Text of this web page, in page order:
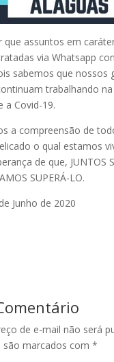
que assuntos em
via Whatsapp
sabemos que nossos
trabalhando
a Covid-19.
a compreensão de
o qual estamos
de que, JUNTOS
SUPERÁ-LO.
Junho de 2020
de e-mail não será
marcados com *